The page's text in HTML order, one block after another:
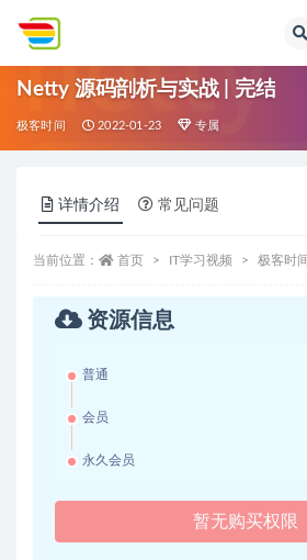
Netty 源码剖析与实战 | 完结
极客时间 2022-01-23 专属
详情介绍 常见问题
当前位置： 首页 IT学习视频 极客时间
资源信息
普通
会员
永久会员
暂无购买权限